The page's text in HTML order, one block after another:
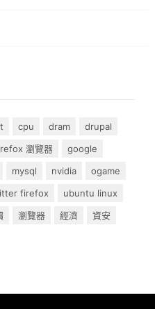
cpu dram
drupal
瀏覽器
google
mysql nvidia
ogame
firefox
ubuntu linux
瀏覽器 經濟
資安